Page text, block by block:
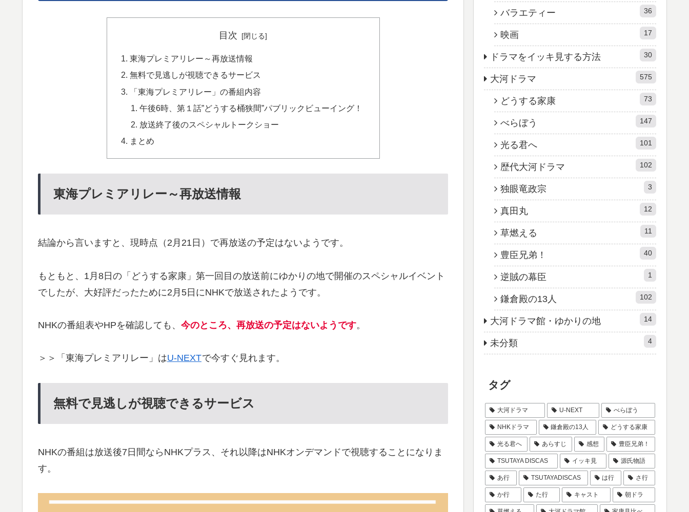
目次
東海プレミアリレー～再放送情報
無料で見逃しが視聴できるサービス
「東海プレミアリレー」の番組内容
午後6時、第１話”どうする桶狭間”パブリックビューイング！
放送終了後のスペシャルトークショー
まとめ
東海プレミアリレー～再放送情報
結論から言いますと、現時点（2月21日）で再放送の予定はないようです。
もともと、1月8日の「どうする家康」第一回目の放送前にゆかりの地で開催のスペシャルイベント
でしたが、大好評だったために2月5日にNHKで放送されたようです。
NHKの番組表やHPを確認しても、 今のところ、再放送の予定はないようです。
＞＞「東海プレミアリレー」はU-NEXTで今すぐ見れます。
無料で見逃しが視聴できるサービス
NHKの番組は放送後7日間ならNHKプラス、それ以降はNHKオンデマンドで視聴することになりま
す。
バラエティー 36
映画 17
ドラマをイッキ見する方法 30
大河ドラマ 575
どうする家康 73
べらぼう 147
光る君へ 101
歴代大河ドラマ 102
独眼竜政宗 3
真田丸 12
草燃える 11
豊臣兄弟！ 40
逆賊の幕臣 1
鎌倉殿の13人 102
大河ドラマ館・ゆかりの地 14
未分類 4
タグ
大河ドラマ U-NEXT べらぼう
NHKドラマ 鎌倉殿の13人 どうする家康
光る君へ あらすじ 感想 豊臣兄弟！
TSUTAYA DISCAS イッキ見 源氏物語
あ行 TSUTAYADISCAS は行 さ行
か行 た行 キャスト 朝ドラ